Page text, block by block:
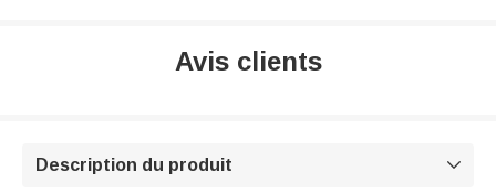
Avis clients
Description du produit 